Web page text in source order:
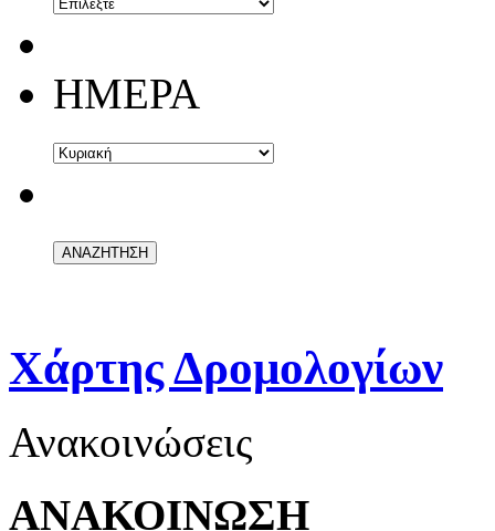
ΗΜΕΡΑ
Χάρτης Δρομολογίων
Ανακοινώσεις
ΑΝΑΚΟΙΝΩΣΗ